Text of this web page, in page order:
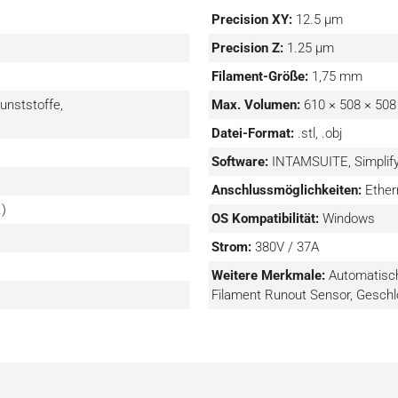
Ihnen das Drucken
ebenfalls auf 300°C
von 500°C. Diese
und der
erhältlichen
in der Tat dazu bei, die
eine gleichbleibende
mit dem Sie
neben anderen
Precision XY: 12.5 µm
Precision Z: 1.25 µm
Filament-Größe: 1,75 mm
Max. Volumen: 610 × 508 ×
Datei-Format: .stl, .obj
Software: INTAMSUITE,
Anschlussmöglichkeiten:
OS Kompatibilität:Windows
Strom:380V / 37A
Weitere Merkmale:
Filament Runout Sensor,